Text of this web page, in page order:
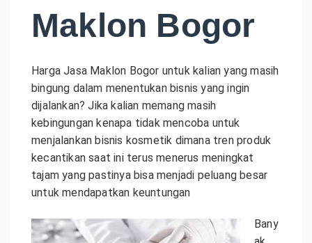
Maklon Bogor
Harga Jasa Maklon Bogor untuk kalian yang masih
bingung dalam menentukan bisnis yang ingin
dijalankan? Jika kalian memang masih
kebingungan kenapa tidak mencoba untuk
menjalankan bisnis kosmetik dimana tren produk
kecantikan saat ini terus menerus meningkat
tajam yang pastinya bisa menjadi peluang besar
untuk mendapatkan keuntungan
Bany